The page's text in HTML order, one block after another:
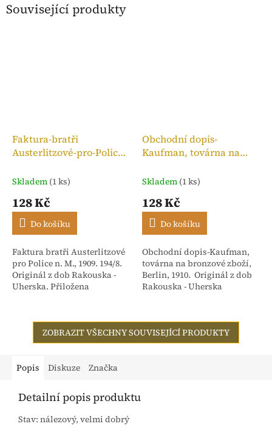
Související produkty
Faktura-bratři
Austerlitzové-pro-Police
Skladem (1 ks)
128 Kč
Do košíku
Faktura bratři Austerlitzové
pro Police n. M., 1909. 194/8.
Originál z dob Rakouska -
Uherska. Přiložena
dříve Isac...
Obchodní dopis-
Kaufman, továrna na
Skladem (1 ks)
128 Kč
Do košíku
Obchodní dopis-Kaufman,
továrna na bronzové zboží,
Berlin, 1910. Originál z dob
Rakouska - Uherska
ZOBRAZIT VŠECHNY SOUVISEJÍCÍ PRODUKTY
Popis Diskuze Značka
Detailní popis produktu
Stav: nálezový, velmi dobrý